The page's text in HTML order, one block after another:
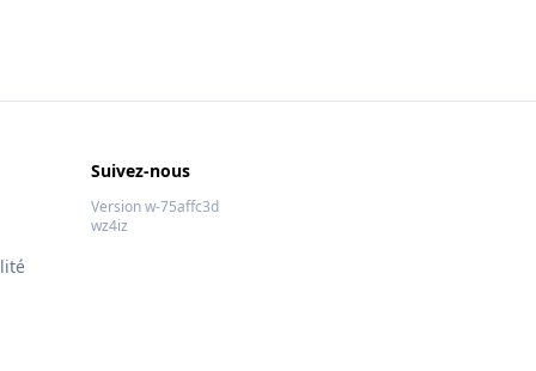
Suivez-nous
Version w-75affc3d
wz4iz